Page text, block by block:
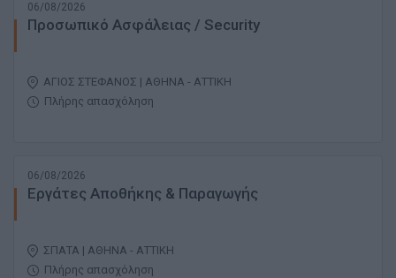
06/08/2026
Προσωπικό Ασφάλειας / Security
ΑΓΙΟΣ ΣΤΕΦΑΝΟΣ | ΑΘΗΝΑ - ΑΤΤΙΚΗ
Πλήρης απασχόληση
06/08/2026
Εργάτες Αποθήκης & Παραγωγής
ΣΠΑΤΑ | ΑΘΗΝΑ - ΑΤΤΙΚΗ
Πλήρης απασχόληση